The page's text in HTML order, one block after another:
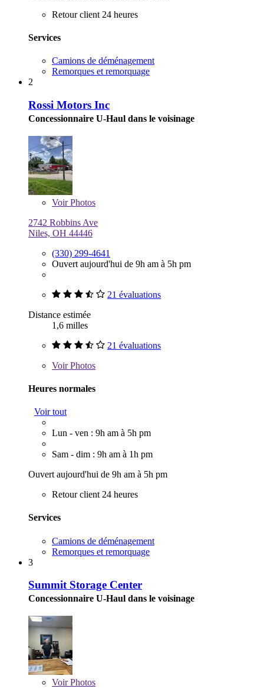
Retour client 24 heures
Services
Camions de déménagement
Remorques et remorquage
2
Rossi Motors Inc
Concessionnaire U-Haul dans le voisinage
VoirPhotos
2742 Robbins Ave
Niles, OH 44446
(330) 299-4641
Ouvert aujourd'hui de 9h am à 5h pm
21 évaluations
Distance estimée
1,6 milles
21 évaluations
VoirPhotos
Heures normales
Voir tout
Lun - ven : 9h am à 5h pm
Sam - dim : 9h am à 1h pm
Ouvert aujourd'hui de 9h am à 5h pm
Retour client 24 heures
Services
Camions de déménagement
Remorques et remorquage
3
Summit Storage Center
Concessionnaire U-Haul dans le voisinage
VoirPhotos